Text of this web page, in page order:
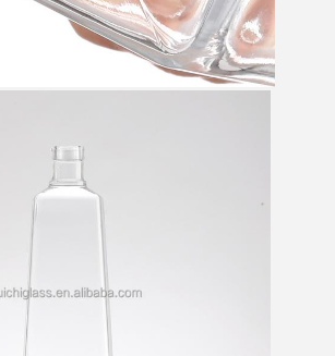
ένα μήνυμα
bellen je snel terug!